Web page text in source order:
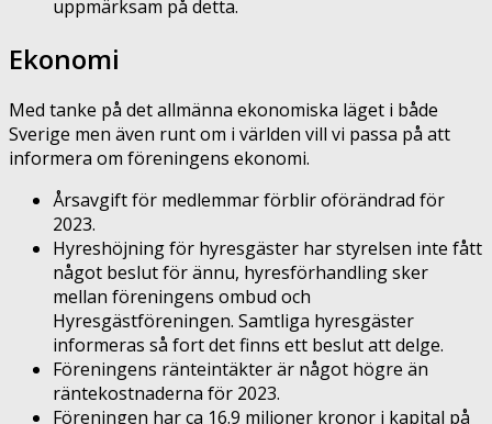
uppmärksam på detta.
Ekonomi
Med tanke på det allmänna ekonomiska läget i både
Sverige men även runt om i världen vill vi passa på att
informera om föreningens ekonomi.
Årsavgift för medlemmar förblir oförändrad för
2023.
Hyreshöjning för hyresgäster har styrelsen inte fått
något beslut för ännu, hyresförhandling sker
mellan föreningens ombud och
Hyresgästföreningen. Samtliga hyresgäster
informeras så fort det finns ett beslut att delge.
Föreningens ränteintäkter är något högre än
räntekostnaderna för 2023.
Föreningen har ca 16.9 miljoner kronor i kapital på